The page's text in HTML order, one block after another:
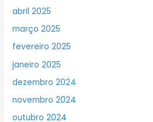
abril 2025
março 2025
fevereiro 2025
janeiro 2025
dezembro 2024
novembro 2024
outubro 2024